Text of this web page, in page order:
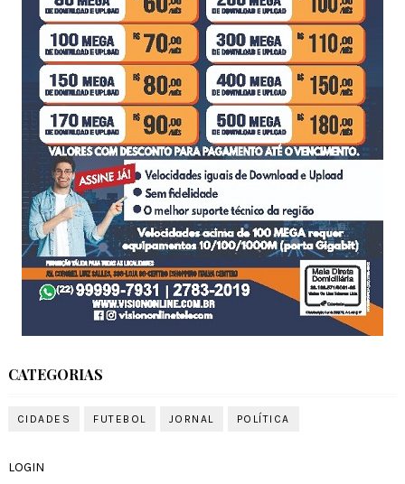
CATEGORIAS
CIDADES FUTEBOL JORNAL POLÍTICA
LOGIN